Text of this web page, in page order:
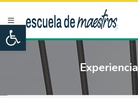
Open toolbar